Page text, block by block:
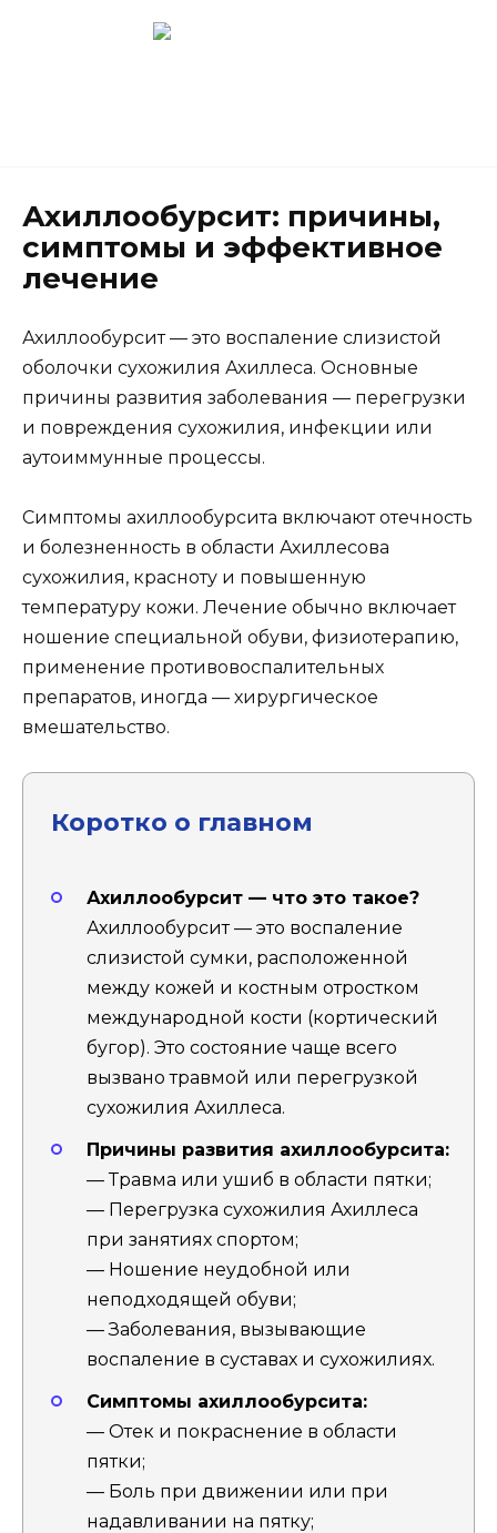
Ахиллообурсит: причины,
симптомы и эффективное
лечение
Ахиллообурсит — это воспаление слизистой
оболочки сухожилия Ахиллеса. Основные
причины развития заболевания — перегрузки
и повреждения сухожилия, инфекции или
аутоиммунные процессы.
Симптомы ахиллообурсита включают отечность
и болезненность в области Ахиллесова
сухожилия, красноту и повышенную
температуру кожи. Лечение обычно включает
ношение специальной обуви, физиотерапию,
применение противовоспалительных
препаратов, иногда — хирургическое
вмешательство.
Коротко о главном
Ахиллообурсит — что это такое?
Ахиллообурсит — это воспаление
слизистой сумки, расположенной
между кожей и костным отростком
международной кости (кортический
бугор). Это состояние чаще всего
вызвано травмой или перегрузкой
сухожилия Ахиллеса.
Причины развития ахиллообурсита:
— Травма или ушиб в области пятки;
— Перегрузка сухожилия Ахиллеса
при занятиях спортом;
— Ношение неудобной или
неподходящей обуви;
— Заболевания, вызывающие
воспаление в суставах и сухожилиях.
Симптомы ахиллообурсита:
— Отек и покраснение в области
пятки;
— Боль при движении или при
надавливании на пятку;